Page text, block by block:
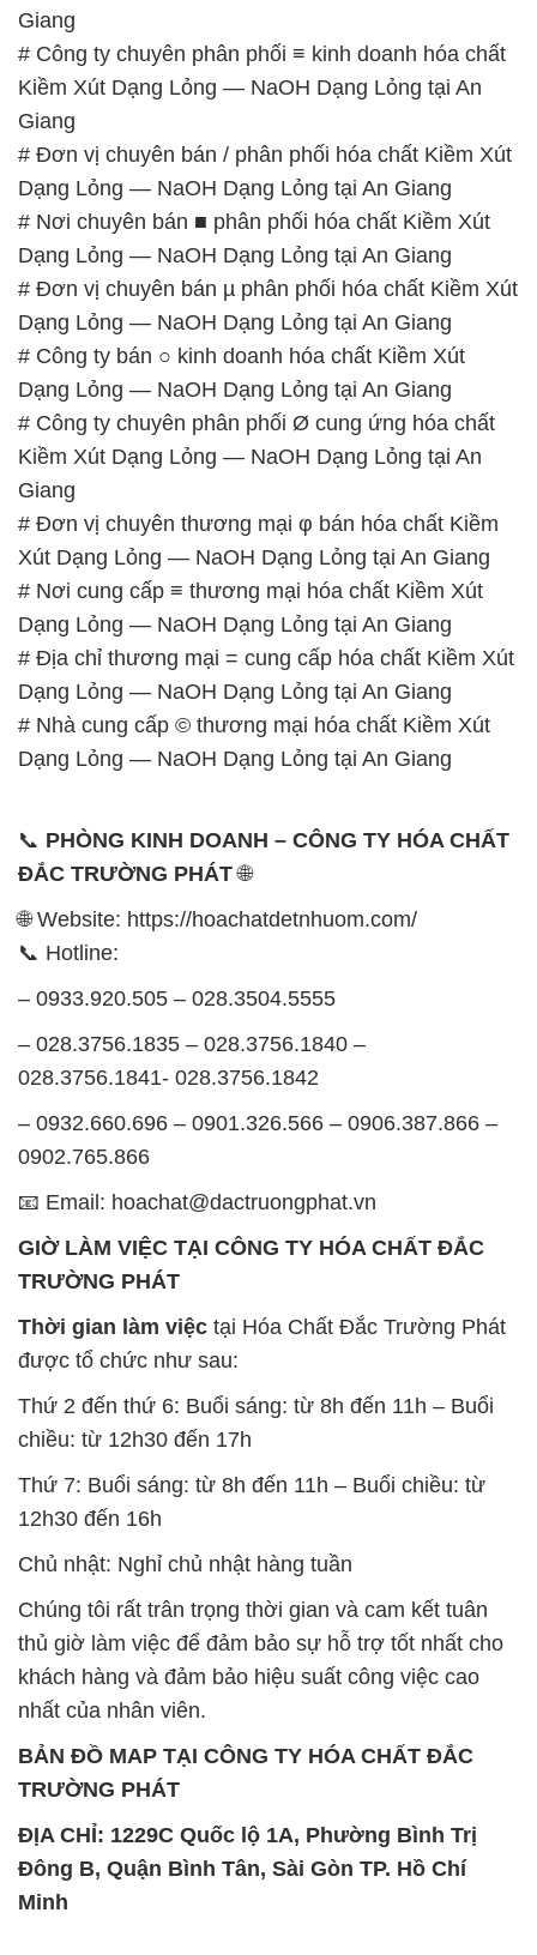
Giang
# Công ty chuyên phân phối ≡ kinh doanh hóa chất
Kiềm Xút Dạng Lỏng — NaOH Dạng Lỏng tại An
Giang
# Đơn vị chuyên bán / phân phối hóa chất Kiềm Xút
Dạng Lỏng — NaOH Dạng Lỏng tại An Giang
# Nơi chuyên bán ■ phân phối hóa chất Kiềm Xút
Dạng Lỏng — NaOH Dạng Lỏng tại An Giang
# Đơn vị chuyên bán µ phân phối hóa chất Kiềm Xút
Dạng Lỏng — NaOH Dạng Lỏng tại An Giang
# Công ty bán ○ kinh doanh hóa chất Kiềm Xút
Dạng Lỏng — NaOH Dạng Lỏng tại An Giang
# Công ty chuyên phân phối Ø cung ứng hóa chất
Kiềm Xút Dạng Lỏng — NaOH Dạng Lỏng tại An
Giang
# Đơn vị chuyên thương mại φ bán hóa chất Kiềm
Xút Dạng Lỏng — NaOH Dạng Lỏng tại An Giang
# Nơi cung cấp ≡ thương mại hóa chất Kiềm Xút
Dạng Lỏng — NaOH Dạng Lỏng tại An Giang
# Địa chỉ thương mại = cung cấp hóa chất Kiềm Xút
Dạng Lỏng — NaOH Dạng Lỏng tại An Giang
# Nhà cung cấp © thương mại hóa chất Kiềm Xút
Dạng Lỏng — NaOH Dạng Lỏng tại An Giang
📞 PHÒNG KINH DOANH – CÔNG TY HÓA CHẤT
ĐẮC TRƯỜNG PHÁT🌐
🌐 Website: https://hoachatdetnhuom.com/
📞 Hotline:
– 0933.920.505 – 028.3504.5555
– 028.3756.1835 – 028.3756.1840 –
028.3756.1841- 028.3756.1842
– 0932.660.696 – 0901.326.566 – 0906.387.866 –
0902.765.866
📧 Email: hoachat@dactruongphat.vn
GIỜ LÀM VIỆC TẠI CÔNG TY HÓA CHẤT ĐẮC
TRƯỜNG PHÁT
Thời gian làm việc tại Hóa Chất Đắc Trường Phát
được tổ chức như sau:
Thứ 2 đến thứ 6: Buổi sáng: từ 8h đến 11h – Buổi
chiều: từ 12h30 đến 17h
Thứ 7: Buổi sáng: từ 8h đến 11h – Buổi chiều: từ
12h30 đến 16h
Chủ nhật: Nghỉ chủ nhật hàng tuần
Chúng tôi rất trân trọng thời gian và cam kết tuân
thủ giờ làm việc để đảm bảo sự hỗ trợ tốt nhất cho
khách hàng và đảm bảo hiệu suất công việc cao
nhất của nhân viên.
BẢN ĐỒ MAP TẠI CÔNG TY HÓA CHẤT ĐẮC
TRƯỜNG PHÁT
ĐỊA CHỈ: 1229C Quốc lộ 1A, Phường Bình Trị
Đông B, Quận Bình Tân, Sài Gòn TP. Hồ Chí
Minh